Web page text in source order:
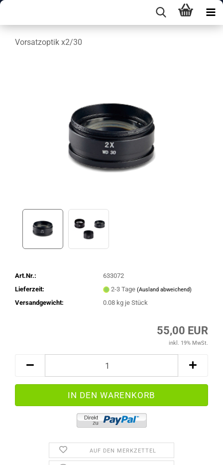
Vorsatzoptik x2/30
Art.Nr.:
633072
Lieferzeit:
2-3 Tage (Ausland abweichend)
Versandgewicht: 0.08kg je Stück
55,00 EUR
inkl. 19% MwSt.
AUF DEN MERKZETTEL